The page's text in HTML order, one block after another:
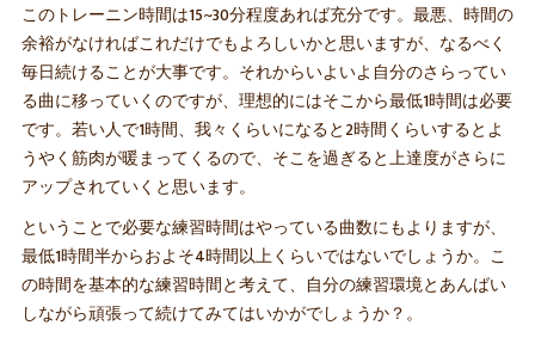
このトレーニン時間は15~30分程度あれば充分です。最悪、時間の
余裕がなければこれだけでもよろしいかと思いますが、なるべく
毎日続けることが大事です。それからいよいよ自分のさらってい
る曲に移っていくのですが、理想的にはそこから最低1時間は必要
です。若い人で1時間、我々くらいになると2時間くらいするとよ
うやく筋肉が暖まってくるので、そこを過ぎると上達度がさらに
アップされていくと思います。
ということで必要な練習時間はやっている曲数にもよりますが、
最低1時間半からおよそ4時間以上くらいではないでしょうか。こ
の時間を基本的な練習時間と考えて、自分の練習環境とあんばい
しながら頑張って続けてみてはいかがでしょうか？。